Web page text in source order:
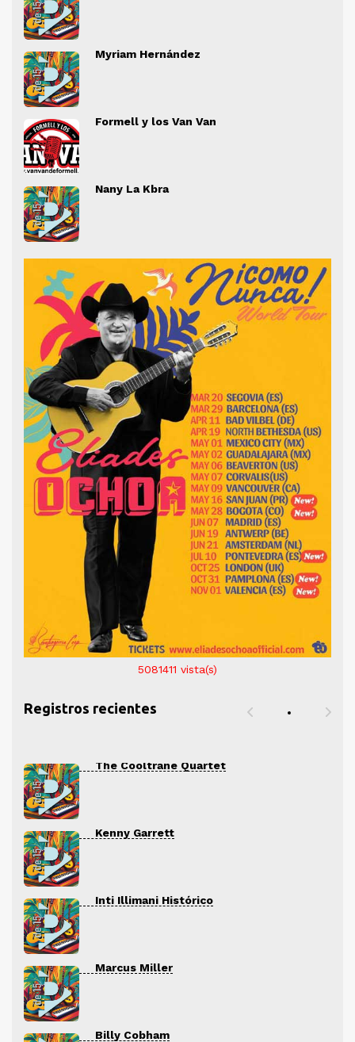
Myriam Hernández
Formell y los Van Van
Nany La Kbra
5081411 vista(s)
Registros recientes
The Cooltrane Quartet
Kenny Garrett
Inti Illimani Histórico
Marcus Miller
Billy Cobham